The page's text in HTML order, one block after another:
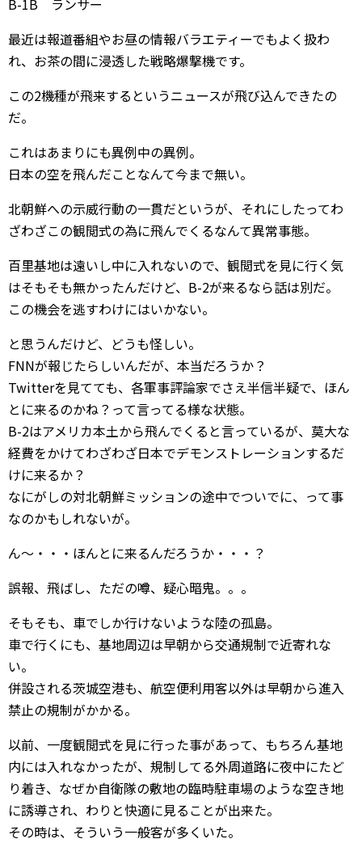
B-1B ランサー
最近は報道番組やお昼の情報バラエティーでもよく扱わ
れ、お茶の間に浸透した戦略爆撃機です。
この2機種が飛来するというニュースが飛び込んできたの
だ。
これはあまりにも異例中の異例。
日本の空を飛んだことなんて今まで無い。
北朝鮮への示威行動の一貫だというが、それにしたってわ
ざわざこの観閲式の為に飛んでくるなんて異常事態。
百里基地は遠いし中に入れないので、観閲式を見に行く気
はそもそも無かったんだけど、B-2が来るなら話は別だ。
この機会を逃すわけにはいかない。
と思うんだけど、どうも怪しい。
FNNが報じたらしいんだが、本当だろうか？
Twitterを見てても、各軍事評論家でさえ半信半疑で、ほん
とに来るのかね？って言ってる様な状態。
B-2はアメリカ本土から飛んでくると言っているが、莫大な
経費をかけてわざわざ日本でデモンストレーションするだ
けに来るか？
なにがしの対北朝鮮ミッションの途中でついでに、って事
なのかもしれないが。
ん〜・・・ほんとに来るんだろうか・・・？
誤報、飛ばし、ただの噂、疑心暗鬼。。。
そもそも、車でしか行けないような陸の孤島。
車で行くにも、基地周辺は早朝から交通規制で近寄れな
い。
併設される茨城空港も、航空便利用客以外は早朝から進入
禁止の規制がかかる。
以前、一度観閲式を見に行った事があって、もちろん基地
内には入れなかったが、規制してる外周道路に夜中にたど
り着き、なぜか自衛隊の敷地の臨時駐車場のような空き地
に誘導され、わりと快適に見ることが出来た。
その時は、そういう一般客が多くいた。